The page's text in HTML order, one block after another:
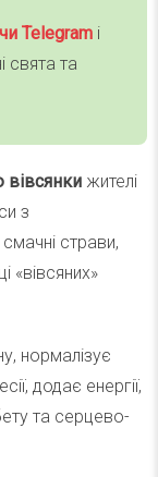
Telegram і
свята та
вівсянки жителі
з
страви,
нормалізує
додає енергії,
та серцево-